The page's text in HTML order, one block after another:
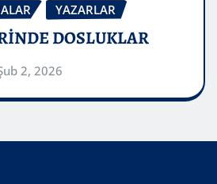
YAZARLAR
DOSLUKLAR
2, 2026